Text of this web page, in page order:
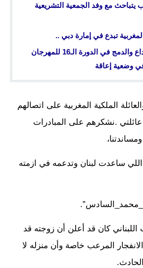
مع وفد الجمعية التشريعية
تبدع في إمارة دبي ..
الرباط تحتفي بالإبداع والدمج في الدورة الـ16 للمهرجان
وضعية إعاقة
الملكية المغربية على اتصالهم
.نشكرهم على المبادرات
ساعدت لبنان وتدعمه في ازمته
كان قد أعلن أن زوجته قد
المرعب خاصة وأن منزله لا